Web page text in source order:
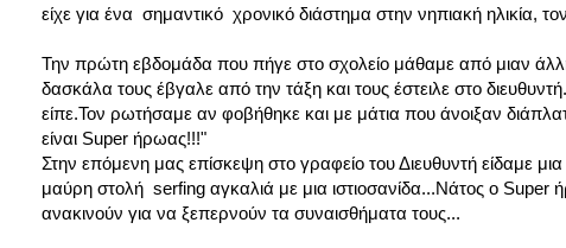
είχε για ένα σημαντικό χρονικό διάστημα στην νηπιακή ηλικία,
Την πρώτη εβδομάδα που πήγε στο σχολείο μάθαμε από μιαν
δασκάλα τους έβγαλε από την τάξη και τους έστειλε στο
είπε.Τον ρωτήσαμε αν φοβήθηκε και με μάτια που άνοιξαν
είναι Super ήρωας!!!"
Στην επόμενη μας επίσκεψη στο γραφείο του Διευθυντή είδαμε
μαύρη στολή serfing αγκαλιά με μια ιστιοσανίδα...Νάτος ο Super
ανακινούν για να ξεπερνούν τα συναισθήματα τους...